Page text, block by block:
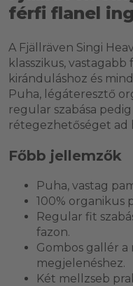
férfi flanel ing
A Fjällräven Singi
klasszikus,
kiránduláshoz és
Puha, légáteresztő
regular szabása
rétegezhetőséget ad
Főbb jellemzők
Puha, vastag
100% organikus
Regular fit
fazon.
Gombos gallér
megjelenéshez.
Két mellzseb